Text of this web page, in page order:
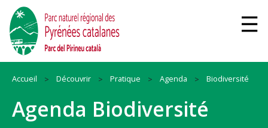
Accueil Découvrir Pratique Agenda Biodiversité
Agenda Biodiversité